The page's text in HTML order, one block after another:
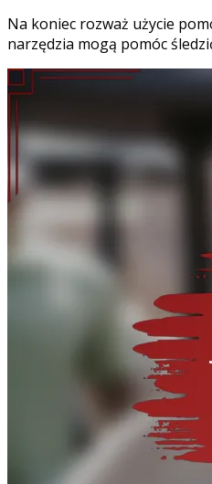
Na koniec rozważ użycie
narzędzia mogą pomóc